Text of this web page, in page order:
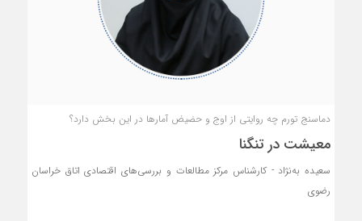
دماسنج تورم چه روایتی از اوج و حضیض آمارها در این بخش دارد؟
معیشت در تنگنا
سعیده به‌نژاد - کارشناس مرکز مطالعات و بررسی‌های اقتصادی اتاق خراسان
رضوی